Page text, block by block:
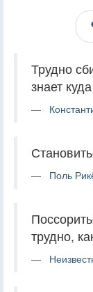
Трудно
знает
Поль
трудно,